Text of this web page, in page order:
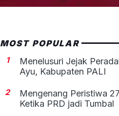
MOST POPULAR
1
Menelusuri Jejak
Ayu, Kabupaten PALI
2
Mengenang Peristiwa
Ketika PRD jadi Tumbal